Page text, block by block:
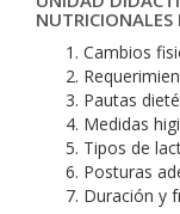
Cambios
Pautas
Medidas
Tipos de
Posturas
Duración y